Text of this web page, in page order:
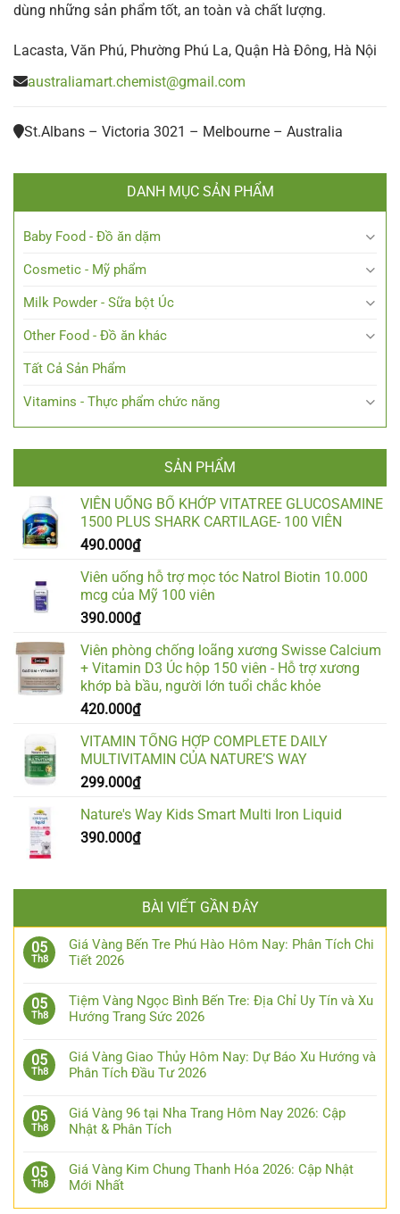
dùng những sản phẩm tốt, an toàn và chất lượng.
Lacasta, Văn Phú, Phường Phú La, Quận Hà Đông, Hà Nội
australiamart.chemist@gmail.com
St.Albans – Victoria 3021 – Melbourne – Australia
DANH MỤC SẢN PHẨM
Baby Food - Đồ ăn dặm
Cosmetic - Mỹ phẩm
Milk Powder - Sữa bột Úc
Other Food - Đồ ăn khác
Tất Cả Sản Phẩm
Vitamins - Thực phẩm chức năng
SẢN PHẨM
VIÊN UỐNG BỔ KHỚP VITATREE GLUCOSAMINE
1500 PLUS SHARK CARTILAGE- 100 VIÊN
490.000₫
Viên uống hỗ trợ mọc tóc Natrol Biotin 10.000
mcg của Mỹ 100 viên
390.000₫
Viên phòng chống loãng xương Swisse Calcium
+ Vitamin D3 Úc hộp 150 viên - Hỗ trợ xương
khớp bà bầu, người lớn tuổi chắc khỏe
420.000₫
VITAMIN TỔNG HỢP COMPLETE DAILY
MULTIVITAMIN CỦA NATURE’S WAY
299.000₫
Nature's Way Kids Smart Multi Iron Liquid
390.000₫
BÀI VIẾT GẦN ĐÂY
05
Th8
Giá Vàng Bến Tre Phú Hào Hôm Nay: Phân Tích Chi
Tiết 2026
05
Th8
Tiệm Vàng Ngọc Bình Bến Tre: Địa Chỉ Uy Tín và Xu
Hướng Trang Sức 2026
05
Th8
Giá Vàng Giao Thủy Hôm Nay: Dự Báo Xu Hướng và
Phân Tích Đầu Tư 2026
05
Th8
Giá Vàng 96 tại Nha Trang Hôm Nay 2026: Cập
Nhật & Phân Tích
05
Th8
Giá Vàng Kim Chung Thanh Hóa 2026: Cập Nhật
Mới Nhất